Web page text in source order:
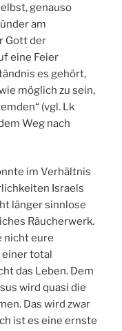
genauso
am
Gott der
eine Feier
es gehört,
möglich zu sein,
(vgl. Lk
Weg nach
im Verhältnis
Israels
länger sinnlose
Räucherwerk.
nicht eure
einer total
das Leben. Dem
wird quasi die
Das wird zwar
ist es eine ernste